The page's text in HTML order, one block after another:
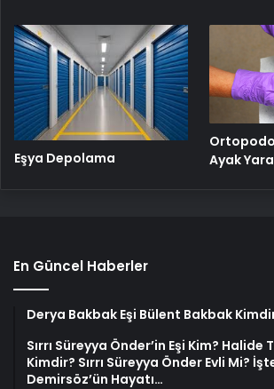
Eşya Depolama
Ayak
En Güncel Haberler
Derya Bakbak Eşi Bülent Bakbak
Sırrı Süreyya Önder’in Eşi Kim?
Kimdir? Sırrı Süreyya Önder Evli Mi?
Demirsöz’ün Hayatı…